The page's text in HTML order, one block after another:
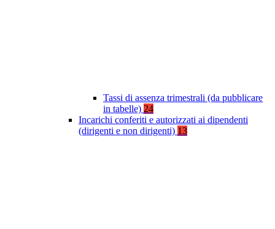
Tassi di assenza trimestrali (da pubblicare
in tabelle) 24
Incarichi conferiti e autorizzati ai dipendenti
(dirigenti e non dirigenti) 13